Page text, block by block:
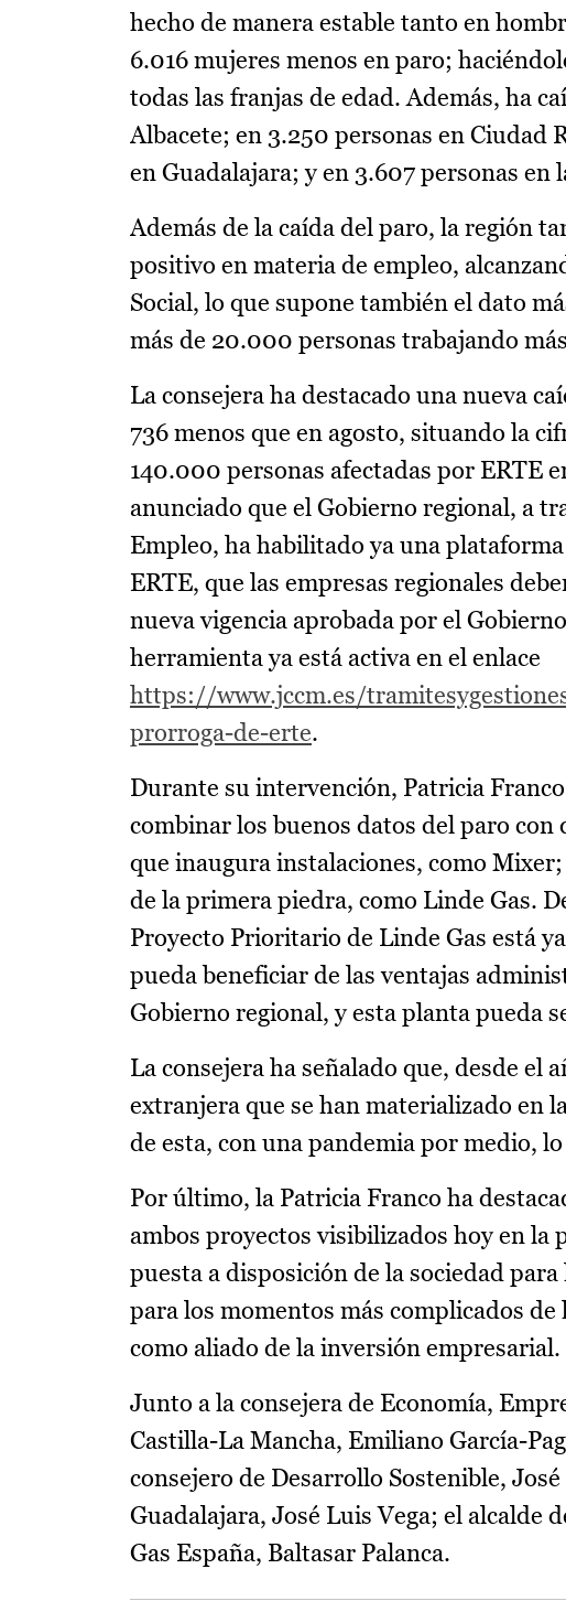
hecho de manera estable tanto en
6.016 mujeres menos en paro;
todas las franjas de edad. Además, ha
Albacete; en 3.250 personas en Ciudad
en Guadalajara; y en 3.607 personas en
Además de la caída del paro, la región
positivo en materia de empleo,
Social, lo que supone también el dato
más de 20.000 personas trabajando
La consejera ha destacado una nueva
736 menos que en agosto, situando la
140.000 personas afectadas por ERTE
anunciado que el Gobierno regional, a
Empleo, ha habilitado ya una
ERTE, que las empresas regionales
nueva vigencia aprobada por el
herramienta ya está activa en el enlace
https://www.jccm.es/
prorroga-de-erte.
Durante su intervención, Patricia
combinar los buenos datos del paro
que inaugura instalaciones, como
de la primera piedra, como Linde Gas.
Proyecto Prioritario de Linde Gas está
pueda beneficiar de las ventajas
Gobierno regional, y esta planta pueda
La consejera ha señalado que, desde el
extranjera que se han materializado en
de esta, con una pandemia por medio,
Por último, la Patricia Franco ha
ambos proyectos visibilizados hoy en la
puesta a disposición de la sociedad
para los momentos más complicados
como aliado de la inversión empresarial.
Junto a la consejera de Economía,
Castilla-La Mancha, Emiliano García-
consejero de Desarrollo Sostenible,
Guadalajara, José Luis Vega; el alcalde
Gas España, Baltasar Palanca.